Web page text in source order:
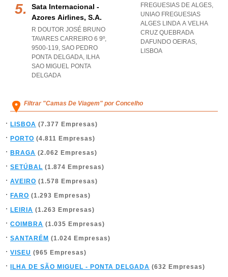
Sata Internacional -
Azores Airlines, S.a.
R DOUTOR JOSÉ BRUNO
TAVARES CARREIRO 6 9º,
9500-119, SAO PEDRO
PONTA DELGADA, ILHA
SAO MIGUEL PONTA
DELGADA
FREGUESIAS DE ALGES,
UNIAO FREGUESIAS
ALGES LINDA A VELHA
CRUZ QUEBRADA
DAFUNDO OEIRAS,
LISBOA
Filtrar "Camas De Viagem" por Concelho
LISBOA (7.377 Empresas)
PORTO (4.811 Empresas)
BRAGA (2.062 Empresas)
SETÚBAL (1.874 Empresas)
AVEIRO (1.578 Empresas)
FARO (1.293 Empresas)
LEIRIA (1.263 Empresas)
COIMBRA (1.035 Empresas)
SANTARÉM (1.024 Empresas)
VISEU (965 Empresas)
ILHA DE SÃO MIGUEL - PONTA DELGADA (632 Empresas)